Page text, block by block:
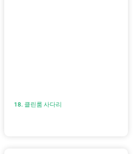
18. 클린룸 사다리